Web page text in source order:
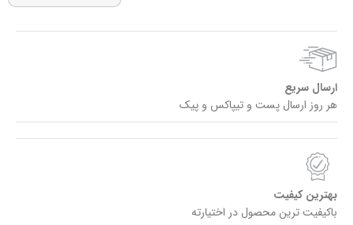
ارسال سریع
هر روز ارسال پست و تیپاکس و پیک
بهترین کیفیت
باکیفیت ترین محصول در اختیارته